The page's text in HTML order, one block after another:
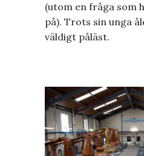
(utom en fråga som
på). Trots sin unga
väldigt påläst.